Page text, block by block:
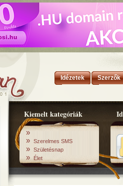
Idézetek Szerzők
Kiemelt kategóriák
»
» Szerelmes SMS
» Születésnap
» Élet